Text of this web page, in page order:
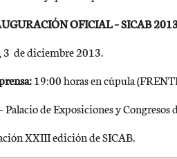
OFICIAL – SICAB
3 de diciembre 2013.
19:00 horas en cúpula
Palacio de Exposiciones y Congresos
XXIII edición de SICAB.